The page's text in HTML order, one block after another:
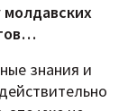
молдавских
знания и